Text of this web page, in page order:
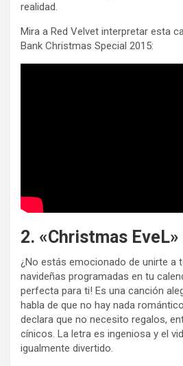
realidad.
Mira a Red Velvet interpretar esta
Bank Christmas Special 2015:
2. «Christmas
¿No estás emocionado de unirte a
navideñas programadas en tu
perfecta para ti! Es una canción
habla de que no hay nada
declara que no necesito regalos,
cínicos. La letra es ingeniosa y el
igualmente divertido.